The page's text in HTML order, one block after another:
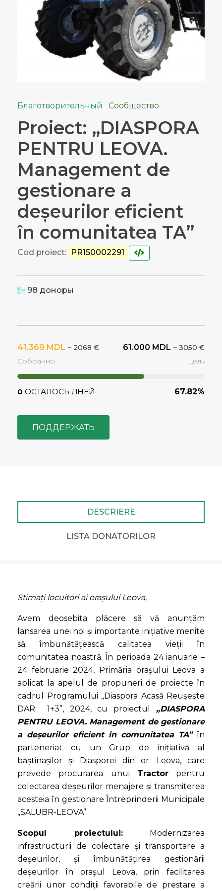
Благотворительный Сообщество
Proiect: „DIASPORA
PENTRU LEOVA.
Management de
gestionare a
deșeurilor eficient
în comunitatea TA”
Cod proiect: PR150002291
98 доноры
41.369 MDL ~ 2068 €
Собранно
61.000 MDL ~ 3050 €
цель
0 ОСТАЛОСЬ ДНЕЙ 67.82%
ПОДДЕРЖАТЬ
DESCRIERE
LISTA DONATORILOR
Stimați locuitori ai orașului Leova,
Avem deosebita plăcere să vă anunțăm
lansarea unei noi și importante inițiative menite
să îmbunătățească calitatea vieții în
comunitatea noastră. În perioada 24 ianuarie –
24 februarie 2024, Primăria orașului Leova a
aplicat la apelul de propuneri de proiecte în
cadrul Programului „Diaspora Acasă Reușește
DAR 1+3”, 2024, cu proiectul „DIASPORA
PENTRU LEOVA. Management de gestionare
a deșeurilor eficient în comunitatea TA” în
parteneriat cu un Grup de inițiativă al
băștinașilor și Diasporei din or. Leova, care
prevede procurarea unui Tractorpentru
colectarea deșeurilor menajere și transmiterea
acesteia în gestionare Întreprinderii Municipale
„SALUBR-LEOVA”.
Scopul proiectului:Modernizarea
infrastructurii de colectare și transportare a
deșeurilor, și îmbunătățirea gestionării
deșeurilor în orașul Leova, prin facilitarea
creării unor condiții favorabile de prestare a